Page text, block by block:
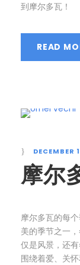
到摩尔多瓦！
READ
DECEMBER
摩尔
摩尔多瓦的每
美的季节之一
仅是风景，还
围绕着爱、关